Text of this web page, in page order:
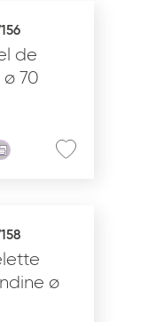
de
70
ø